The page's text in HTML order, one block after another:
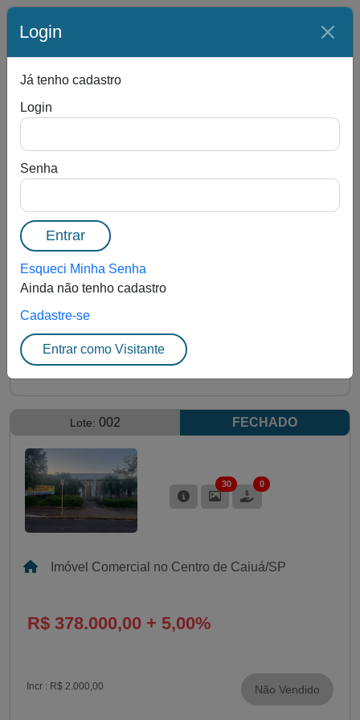
11 0
Sala Comercial no "Condomínio Ed. Utinga" -
Centro - Rio de Janeiro/RJ
R$ 336.000,00 + 5,00%
Incr :R$ 2.000,00
Lote: 002 FECHADO
30 0
Imóvel Comercial no Centro de Caiuá/SP
R$ 378.000,00 + 5,00%
Incr : R$ 2.000,00 Não Vendido
Login
Já tenho cadastro
Login
Senha
Entrar
Esqueci Minha Senha
Ainda não tenho cadastro
Cadastre-se
Entrar como Visitante